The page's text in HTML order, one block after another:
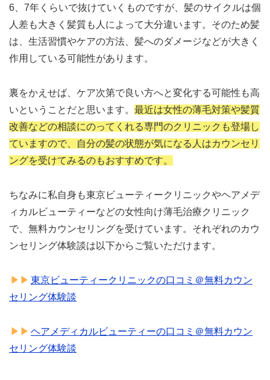
6、7年くらいで抜けていくものですが、髪のサイクルは個
人差も大きく髪質も人によって大分違います。そのため髪
は、生活習慣やケアの方法、髪へのダメージなどが大きく
作用している可能性があります。
裏をかえせば、ケア次第で良い方へと変化する可能性も高
いということだと思います。 最近は女性の薄毛対策や髪質
改善などの相談にのってくれる専門のクリニックも登場し
ていますので、自分の髪の状態が気になる人はカウンセリ
ングを受けてみるのもおすすめです。
ちなみに私自身も東京ビューティークリニックやヘアメデ
ィカルビューティーなどの女性向け薄毛治療クリニック
で、無料カウンセリングを受けています。それぞれのカウ
ンセリング体験談は以下からご覧いただけます。
東京ビューティークリニックの口コミ＠無料カウン
セリング体験談
ヘアメディカルビューティーの口コミ＠無料カウン
セリング体験談